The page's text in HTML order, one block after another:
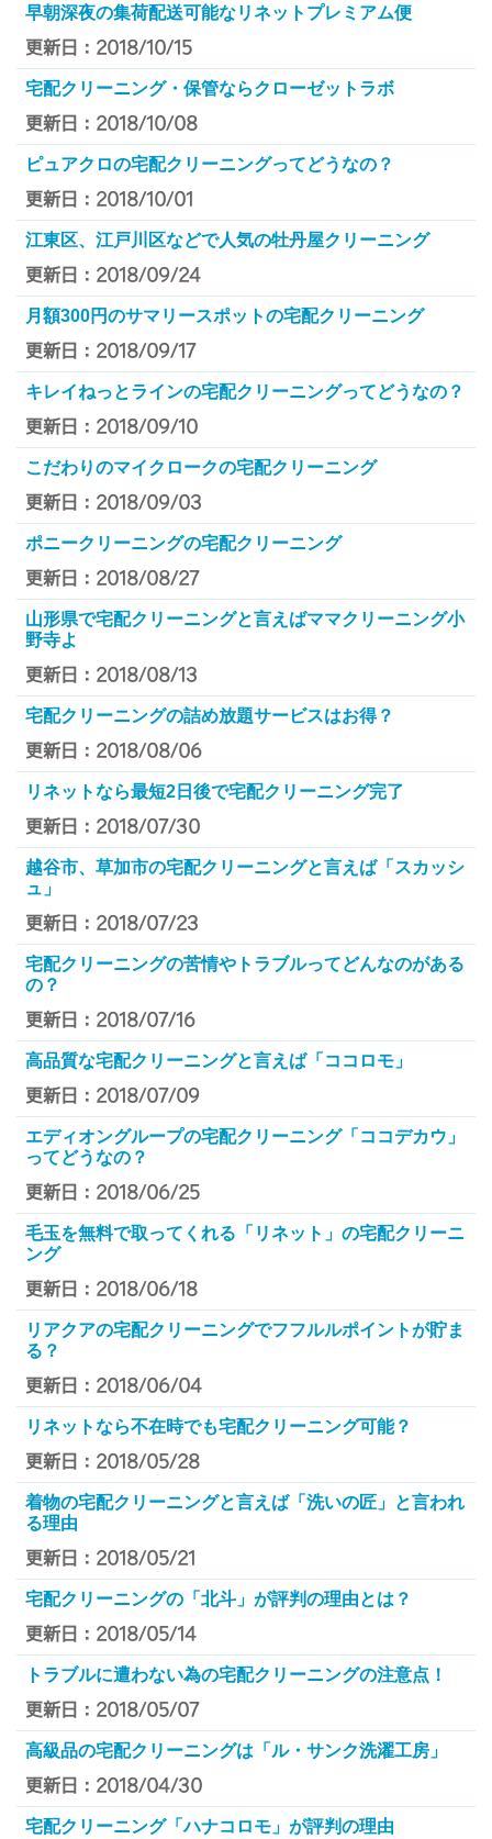
早朝深夜の集荷配送可能なリネットプレミアム便
更新日：2018/10/15
宅配クリーニング・保管ならクローゼットラボ
更新日：2018/10/08
ピュアクロの宅配クリーニングってどうなの？
更新日：2018/10/01
江東区、江戸川区などで人気の牡丹屋クリーニング
更新日：2018/09/24
月額300円のサマリースポットの宅配クリーニング
更新日：2018/09/17
キレイねっとラインの宅配クリーニングってどうなの？
更新日：2018/09/10
こだわりのマイクロークの宅配クリーニング
更新日：2018/09/03
ポニークリーニングの宅配クリーニング
更新日：2018/08/27
山形県で宅配クリーニングと言えばママクリーニング小
野寺よ
更新日：2018/08/13
宅配クリーニングの詰め放題サービスはお得？
更新日：2018/08/06
リネットなら最短2日後で宅配クリーニング完了
更新日：2018/07/30
越谷市、草加市の宅配クリーニングと言えば「スカッシ
ュ」
更新日：2018/07/23
宅配クリーニングの苦情やトラブルってどんなのがある
の？
更新日：2018/07/16
高品質な宅配クリーニングと言えば「ココロモ」
更新日：2018/07/09
エディオングループの宅配クリーニング「ココデカウ」
ってどうなの？
更新日：2018/06/25
毛玉を無料で取ってくれる「リネット」の宅配クリーニ
ング
更新日：2018/06/18
リアクアの宅配クリーニングでフフルルポイントが貯ま
る？
更新日：2018/06/04
リネットなら不在時でも宅配クリーニング可能？
更新日：2018/05/28
着物の宅配クリーニングと言えば「洗いの匠」と言われ
る理由
更新日：2018/05/21
宅配クリーニングの「北斗」が評判の理由とは？
更新日：2018/05/14
トラブルに遭わない為の宅配クリーニングの注意点！
更新日：2018/05/07
高級品の宅配クリーニングは「ル・サンク洗濯工房」
更新日：2018/04/30
宅配クリーニング「ハナコロモ」が評判の理由